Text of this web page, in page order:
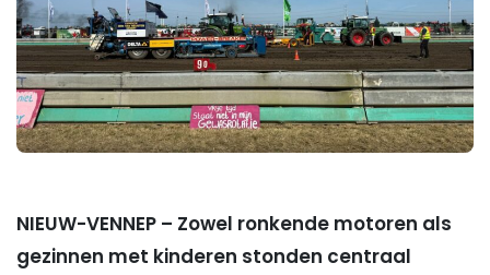
NIEUW-VENNEP – Zowel ronkende motoren als
gezinnen met kinderen stonden centraal